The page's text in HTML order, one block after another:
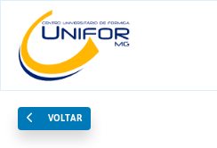
VOLTAR